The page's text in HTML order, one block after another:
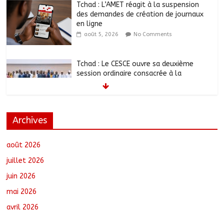
Tchad : L’AMET réagit à la suspension
des demandes de création de journaux
en ligne
août 5, 2026 No Comments
Tchad : Le CESCE ouvre sa deuxième
session ordinaire consacrée à la
transition numérique
Sahel Défense Industrie
Archives
août 2026
juillet 2026
juin 2026
mai 2026
avril 2026